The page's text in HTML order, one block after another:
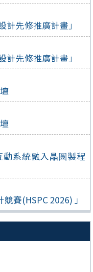
計先修推廣計畫」
計先修推廣計畫」
動系統融入晶圓製程
賽(HSPC 2026) 」